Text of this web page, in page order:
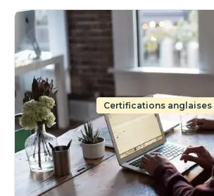
Certifications anglaises